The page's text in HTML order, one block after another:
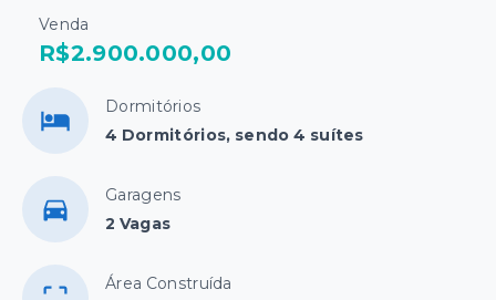
Venda
R$2.900.000,00
Dormitórios
4 Dormitórios, sendo 4 suítes
Garagens
2 Vagas
Área Construída